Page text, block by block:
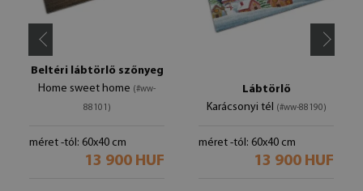
Beltéri lábtörlő szőnyeg
Home sweet home (#ww-
88101)
méret -tól: 60x40 cm
13 900 HUF
Lábtörlő
Karácsonyi tél
(#ww-88190)
méret -tól: 60x40 cm
13 900 HUF